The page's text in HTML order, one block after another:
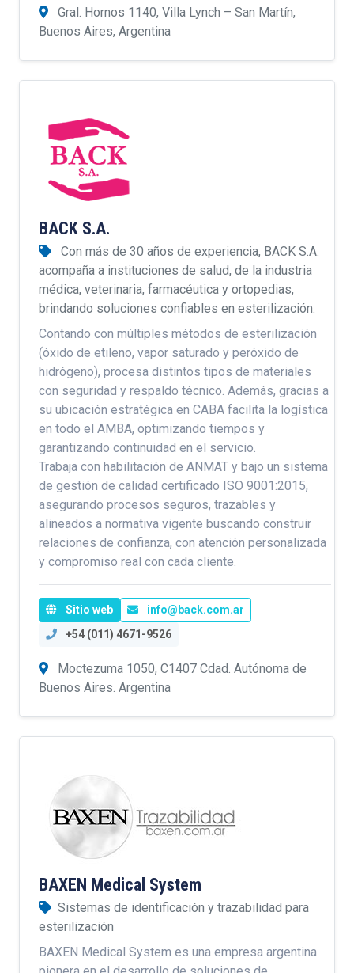
Gral. Hornos 1140, Villa Lynch – San Martín,
Buenos Aires, Argentina
BACK S.A.
Con más de 30 años de experiencia, BACK S.A.
acompaña a instituciones de salud, de la industria
médica, veterinaria, farmacéutica y ortopedias,
brindando soluciones confiables en esterilización.
Contando con múltiples métodos de esterilización
(óxido de etileno, vapor saturado y peróxido de
hidrógeno), procesa distintos tipos de materiales
con seguridad y respaldo técnico. Además, gracias a
su ubicación estratégica en CABA facilita la logística
en todo el AMBA, optimizando tiempos y
garantizando continuidad en el servicio.
Trabaja con habilitación de ANMAT y bajo un sistema
de gestión de calidad certificado ISO 9001:2015,
asegurando procesos seguros, trazables y
alineados a normativa vigente buscando construir
relaciones de confianza, con atención personalizada
y compromiso real con cada cliente.
Sitio web
info@back.com.ar
+54 (011) 4671-9526
Moctezuma 1050, C1407 Cdad. Autónoma de
Buenos Aires. Argentina
BAXEN Medical System
Sistemas de identificación y trazabilidad para
esterilización
BAXEN Medical System es una empresa argentina